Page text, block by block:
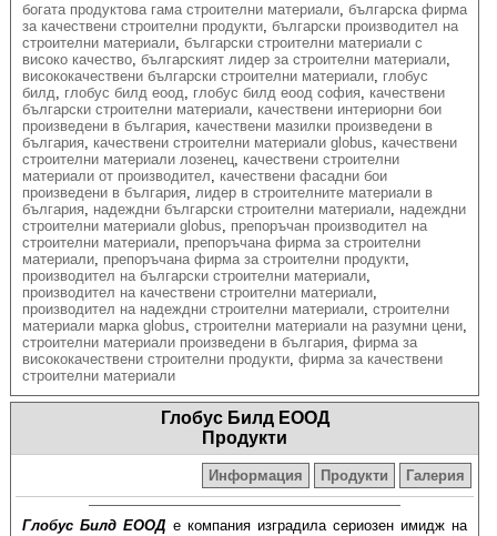
богата продуктова гама строителни материали, българска фирма
за качествени строителни продукти, български производител на
строителни материали, български строителни материали с
високо качество, българският лидер за строителни материали,
висококачествени български строителни материали, глобус
билд, глобус билд еоод, глобус билд еоод софия, качествени
български строителни материали, качествени интериорни бои
произведени в българия, качествени мазилки произведени в
българия, качествени строителни материали globus, качествени
строителни материали лозенец, качествени строителни
материали от производител, качествени фасадни бои
произведени в българия, лидер в строителните материали в
българия, надеждни български строителни материали, надеждни
строителни материали globus, препоръчан производител на
строителни материали, препоръчана фирма за строителни
материали, препоръчана фирма за строителни продукти,
производител на български строителни материали,
производител на качествени строителни материали,
производител на надеждни строителни материали, строителни
материали марка globus, строителни материали на разумни цени,
строителни материали произведени в българия, фирма за
висококачествени строителни продукти, фирма за качествени
строителни материали
Глобус Билд ЕООД
Продукти
Информация Продукти Галерия
Глобус Билд ЕООД е компания изградила сериозен имидж на